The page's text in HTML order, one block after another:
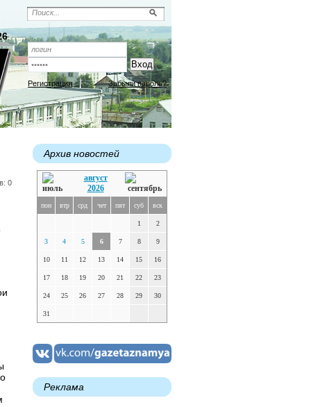
Регистрация Забыли пароль?
0
Архив новостей
август
2026
пон втр срд чет пят суб вск
1 2
3 4 5 6 7 8 9
10 11 12 13 14 15 16
17 18 19 20 21 22 23
24 25 26 27 28 29 30
31
Реклама